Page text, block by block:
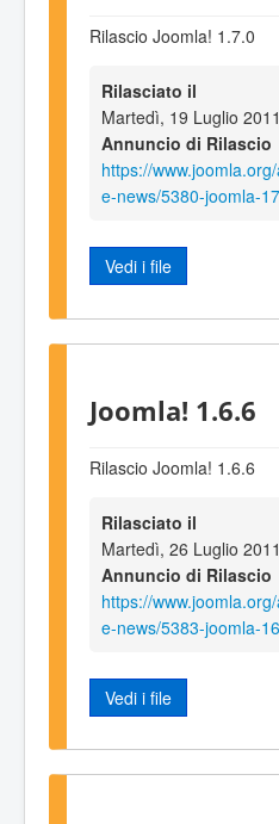
Rilascio Joomla! 1.7.0
Rilasciato il
Martedì, 19 Luglio
Annuncio di Rilascio
https://
e-news/5380-joomla-
Vedi i file
Joomla! 1.6.6
Rilascio Joomla! 1.6.6
Rilasciato il
Martedì, 26 Luglio
Annuncio di Rilascio
https://
e-news/5383-joomla-
Vedi i file